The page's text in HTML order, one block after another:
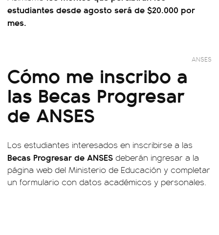
estudiantes desde agosto será de $20.000 por
mes.
ANSES
Cómo me inscribo a
las Becas Progresar
de ANSES
Los estudiantes interesados en inscribirse a las
Becas Progresar de ANSES deberán ingresar a la
página web del Ministerio de Educación y completar
un formulario con datos académicos y personales.